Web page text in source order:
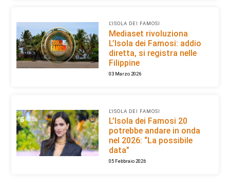
L'ISOLA DEI FAMOSI
Mediaset rivoluziona
L’Isola dei Famosi: addio
diretta, si registra nelle
Filippine
03 Marzo 2026
L'ISOLA DEI FAMOSI
L’Isola dei Famosi 20
potrebbe andare in onda
nel 2026: “La possibile
data”
05 Febbraio 2026